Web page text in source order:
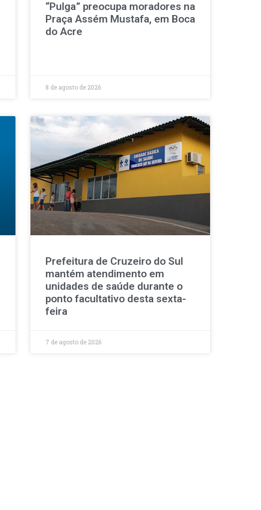
“Pulga” preocupa moradores na
Praça Assém Mustafa, em Boca
do Acre
8 de agosto de 2026
Prefeitura de Cruzeiro do Sul
mantém atendimento em
unidades de saúde durante o
ponto facultativo desta sexta-
feira
7 de agosto de 2026